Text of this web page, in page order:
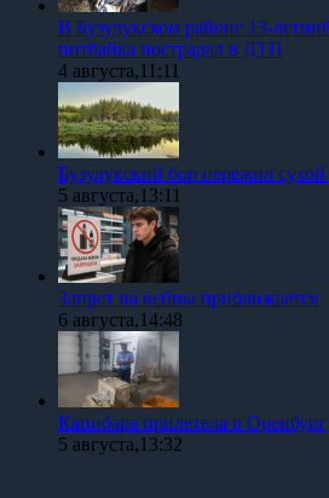
В Бузулукском районе 13-
питбайка пострадал в ДТП
4 августа,11:11
Бузулукский бор пережил
5 августа,13:11
Запрет на вейпы приближается
6 августа,14:48
Капибара прилетела в Оренбург
5 августа,13:32